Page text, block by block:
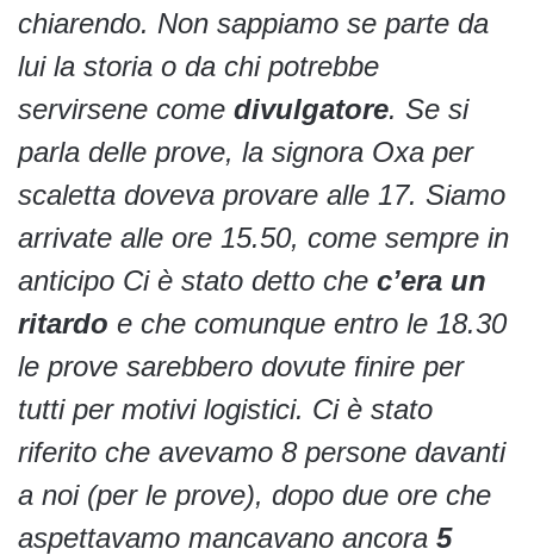
chiarendo. Non sappiamo se parte da
lui la storia o da chi potrebbe
servirsene come divulgatore. Se si
parla delle prove, la signora Oxa per
scaletta doveva provare alle 17. Siamo
arrivate alle ore 15.50, come sempre in
anticipo Ci è stato detto che c’era un
ritardo e che comunque entro le 18.30
le prove sarebbero dovute finire per
tutti per motivi logistici. Ci è stato
riferito che avevamo 8 persone davanti
a noi (per le prove), dopo due ore che
aspettavamo mancavano ancora 5